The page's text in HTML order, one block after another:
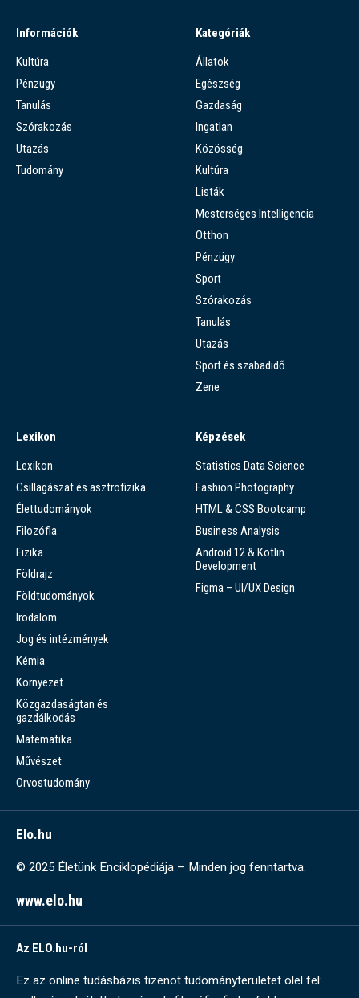
Információk
Kultúra
Pénzügy
Tanulás
Szórakozás
Utazás
Tudomány
Kategóriák
Állatok
Egészség
Gazdaság
Ingatlan
Közösség
Kultúra
Listák
Mesterséges Intelligencia
Otthon
Pénzügy
Sport
Szórakozás
Tanulás
Utazás
Sport és szabadidő
Zene
Lexikon
Lexikon
Csillagászat és asztrofizika
Élettudományok
Filozófia
Fizika
Földrajz
Földtudományok
Irodalom
Jog és intézmények
Kémia
Környezet
Közgazdaságtan és
gazdálkodás
Matematika
Művészet
Orvostudomány
Képzések
Statistics Data Science
Fashion Photography
HTML & CSS Bootcamp
Business Analysis
Android 12 & Kotlin
Development
Figma – UI/UX Design
Elo.hu
© 2025 Életünk Enciklopédiája – Minden jog fenntartva.
www.elo.hu
Az ELO.hu-ról
Ez az online tudásbázis tizenöt tudományterületet ölel fel: